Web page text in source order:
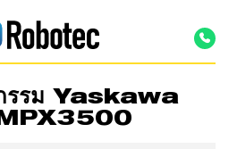
รรม Yaskawa